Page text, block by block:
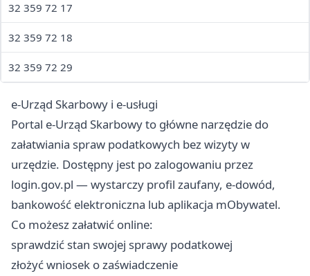
32 359 72 17
32 359 72 18
32 359 72 29
e-Urząd Skarbowy i e-usługi
Portal e-Urząd Skarbowy to główne narzędzie do
załatwiania spraw podatkowych bez wizyty w
urzędzie. Dostępny jest po zalogowaniu przez
login.gov.pl — wystarczy profil zaufany, e-dowód,
bankowość elektroniczna lub aplikacja mObywatel.
Co możesz załatwić online:
sprawdzić stan swojej sprawy podatkowej
złożyć wniosek o zaświadczenie